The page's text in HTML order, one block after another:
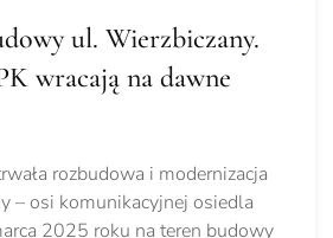
ul. Wierzbiczany.
wracają na dawne
rozbudowa i modernizacja
– osi komunikacyjnej osiedla
2025 roku na teren budowy